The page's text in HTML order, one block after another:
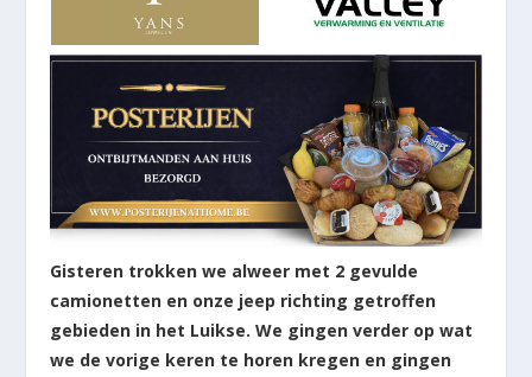
Gisteren trokken we alweer met 2 gevulde
camionetten en onze jeep richting getroffen
gebieden in het Luikse. We gingen verder op wat
we de vorige keren te horen kregen en gingen